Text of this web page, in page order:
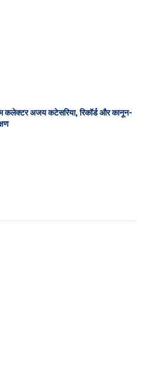
कलेक्टर अजय कटेसरिया, रिकॉर्ड और कानून-